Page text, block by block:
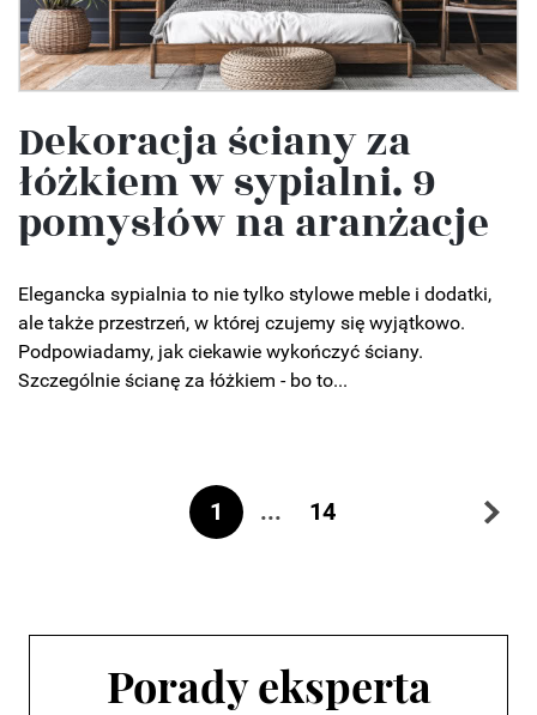
Dekoracja ściany za
łóżkiem w sypialni. 9
pomysłów na aranżacje
Elegancka sypialnia to nie tylko stylowe meble i dodatki,
ale także przestrzeń, w której czujemy się wyjątkowo.
Podpowiadamy, jak ciekawie wykończyć ściany.
Szczególnie ścianę za łóżkiem - bo to...
1 ... 14
Porady eksperta